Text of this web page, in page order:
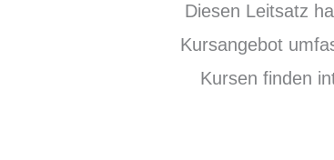
Diesen Leitsatz
Kursangebot
Kursen finden